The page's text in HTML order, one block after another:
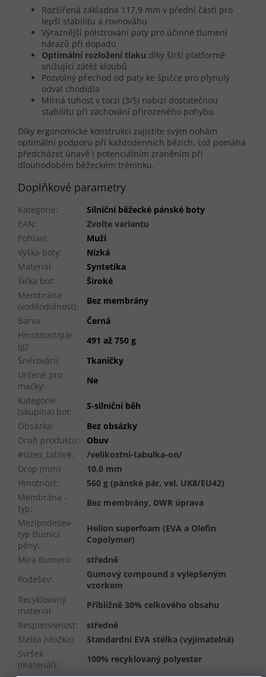
Rozšířená základna 117,9 mm v přední části pro
lepší stabilitu a rovnováhu
Výraznější polstrování paty pro účinné tlumení
nárazů při dopadu
Optimální rozložení tlaku díky širší platformě
snižující zátěž kloubů
Pozvolný přechod od paty ke špičce pro plynulý
odval chodidla
Mírná tuhost v torzi (3/5) nabízí dostatečnou
stabilitu při zachování přirozeného pohybu
Díky ergonomické konstrukci zajistíte svým nohám
optimální podporu při každodenních bězích, což pomáhá
předcházet únavě i potenciálním zraněním při
dlouhodobém běžeckém tréninku.
Doplňkové parametry
Kategorie:
Silniční běžecké pánské boty
EAN:
Zvolte variantu
Pohlaví:
Muži
Výška boty:
Nízká
Materiál:
Syntetika
Šířka bot:
Široké
Membrána
(voděodolnost):
Bez membrány
Barva:
Černá
Hmotnost/pár
(g):
491 až 750 g
Šněrování:
Tkaničky
Určené pro
mačky:
Ne
Kategorie
(skupina) bot:
S-silniční běh
Obsázka:
Bez obsázky
Druh produktu:
Obuv
#sizes_table#:
/velikostni-tabulka-on/
Drop (mm):
10,0 mm
Hmotnost:
560 g (pánské pár, vel. UK8/EU42)
Membrána -
typ:
Bez membrány, DWR úprava
Mezipodešev-
typ tlumící
pěny:
Helion superfoam (EVA a Olefin
Copolymer)
Míra tlumení:
středně
Podešev:
Gumový compound s vylepšeným
vzorkem
Recyklovaný
materiál:
Přibližně 30% celkového obsahu
Responsivnost:
středně
Stélka (vložka):
Standardní EVA stélka (vyjímatelná)
Svršek
(materiál):
100% recyklovaný polyester